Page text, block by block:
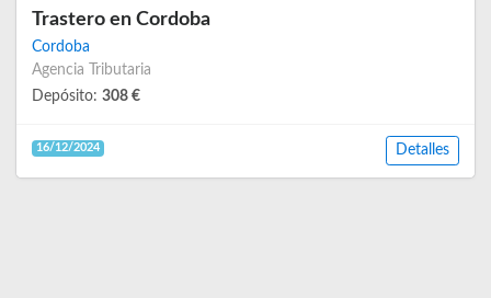
Trastero en Cordoba
Cordoba
Agencia Tributaria
Depósito: 308 €
16/12/2024 Detalles